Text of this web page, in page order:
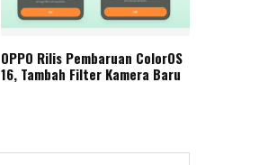
OPPO Rilis Pembaruan ColorOS
16, Tambah Filter Kamera Baru